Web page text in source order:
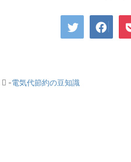
-電気代節約の豆知識